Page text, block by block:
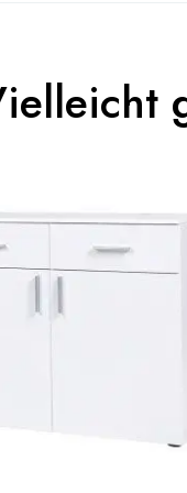
Tage)
To Review